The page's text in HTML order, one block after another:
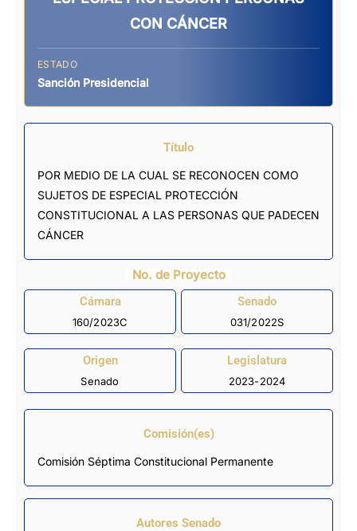
CON CÁNCER
ESTADO
Sanción Presidencial
Título
POR MEDIO DE LA CUAL SE RECONOCEN COMO
SUJETOS DE ESPECIAL PROTECCIÓN
CONSTITUCIONAL A LAS PERSONAS QUE PADECEN
CÁNCER
No. de Proyecto
Cámara
160/2023C
Senado
031/2022S
Origen
Senado
Legislatura
2023-2024
Comisión(es)
Comisión Séptima Constitucional Permanente
Autores Senado